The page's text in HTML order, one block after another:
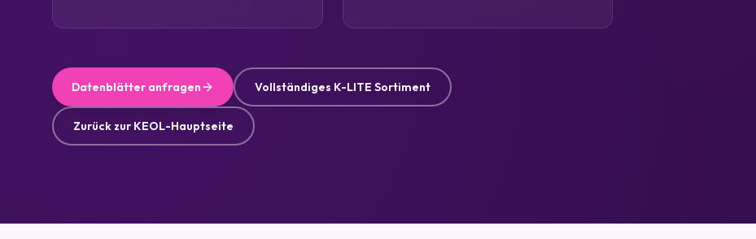
Datenblätter anfragen Vollständiges K-LITE Sortiment
Zurück zur KEOL-Hauptseite